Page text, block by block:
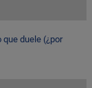
duele (¿por